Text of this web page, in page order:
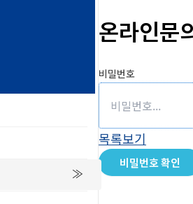
온라인문
비밀번호
목록보기
비밀번호 확인